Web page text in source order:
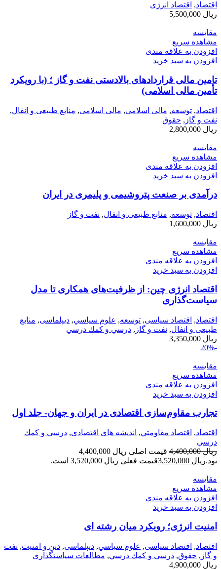
اقتصاد, اقتصاد انرژی
ریال
مقایسه
مشاهده سریع
افزودن به علاقه مندی
افزودن به سبد خرید
تامین مالی قراردادهای بالادستی نفت و گاز ؛ (با رویکرد
تأمین مالی اسلامی)
اقتصاد, توسعه, مالی اسلامی, مالی اسلامی, منابع طبیعی و انفال,
نفت و گاز , حقوق
ریال
مقایسه
مشاهده سریع
افزودن به علاقه مندی
افزودن به سبد خرید
درآمدی بر صنعت پتروشیمی و پلیمری در ایران
اقتصاد, توسعه, منابع طبیعی و انفال, نفت و گاز
ریال
مقایسه
مشاهده سریع
افزودن به علاقه مندی
افزودن به سبد خرید
اقتصاد انرژی چین: از ظرفیت‌های همکاری تا مدل
سیاست‌گذاری
اقتصاد, اقتصاد سیاسی, توسعه, علوم سياسي, دیپلماسی, منابع
طبیعی و انفال, نفت و گاز , درسي و كمك درسي
ریال
-20%
مقایسه
مشاهده سریع
افزودن به علاقه مندی
افزودن به سبد خرید
تجارب مقاوم‌سازی اقتصادی در ایران و جهان- جلد اول
اقتصاد, اقتصاد مقاومتي, اندیشه های اقتصادی, درسي و كمك
درسي
ریال4,400,000
قیمت اصلی ریال 4,400,000
بود.ریال قیمت فعلی ریال 3,520,000 است.
مقایسه
مشاهده سریع
افزودن به علاقه مندی
افزودن به سبد خرید
امنیت انرژی؛ رویکرد میان رشته ای
اقتصاد, اقتصاد سیاسی, علوم سياسي, دیپلماسی, دین و امنیت, نفت
و گاز , حقوق, درسي و كمك درسي, مطالعات سیاستگذاری
ریال